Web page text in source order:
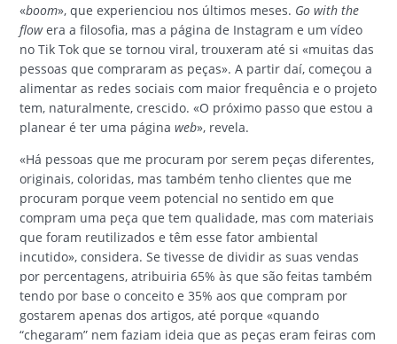
«boom», que experienciou nos últimos meses. Go with the
flowera a filosofia, mas a página de Instagram e um vídeo
no Tik Tok que se tornou viral, trouxeram até si «muitas das
pessoas que compraram as peças». A partir daí, começou a
alimentar as redes sociais com maior frequência e o projeto
tem, naturalmente, crescido. «O próximo passo que estou a
planear é ter uma páginaweb», revela.
«Há pessoas que me procuram por serem peças diferentes,
originais, coloridas, mas também tenho clientes que me
procuram porque veem potencial no sentido em que
compram uma peça que tem qualidade, mas com materiais
que foram reutilizados e têm esse fator ambiental
incutido», considera. Se tivesse de dividir as suas vendas
por percentagens, atribuiria 65% às que são feitas também
tendo por base o conceito e 35% aos que compram por
gostarem apenas dos artigos, até porque «quando
“chegaram” nem faziam ideia que as peças eram feiras com